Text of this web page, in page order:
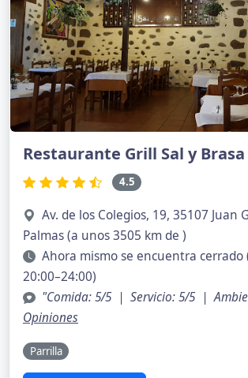
Restaurante Grill Sal y Brasa
4.5
Av. de los Colegios, 19, 35107 Juan
Palmas (a unos 3505 km de )
Ahora mismo se encuentra cerrado
20:00–24:00)
"Comida: 5/5 | Servicio: 5/5 |
Opiniones
Parrilla